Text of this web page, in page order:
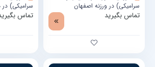
سرامیکی) در ورزنه اصفهان
تماس بگیرید
سرامیکی)
تماس